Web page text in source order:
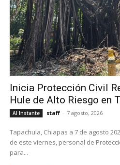
Inicia Protección Civil
Hule de Alto Riesgo en
Al Instante staff - 7 agosto, 2026
Tapachula, Chiapas a 7 de agosto
de este viernes, personal de
para...